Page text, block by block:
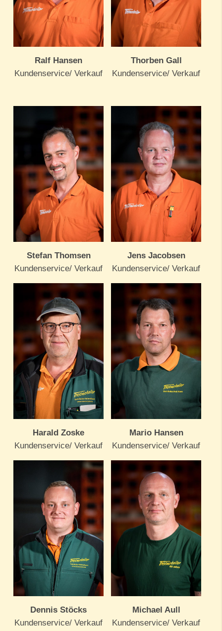
Ralf Hansen
Kundenservice/ Verkauf
Thorben Gall
Kundenservice/ Verkauf
Stefan Thomsen
Kundenservice/ Verkauf
Jens Jacobsen
Kundenservice/ Verkauf
Harald Zoske
Kundenservice/ Verkauf
Mario Hansen
Kundenservice/ Verkauf
Dennis Stöcks
Kundenservice/ Verkauf
Michael Aull
Kundenservice/ Verkauf